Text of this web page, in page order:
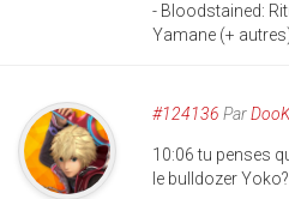
- Bloodstained:
Yamane (+
#124136 Par
10:06 tu penses
le bulldozer Yoko?